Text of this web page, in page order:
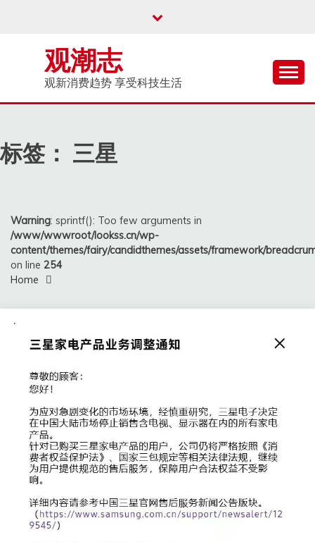
观潮志
观新消费趋势 享受科技生活
标签： 三星
Warning: sprintf(): Too few arguments in
/www/wwwroot/lookss.cn/wp-
content/themes/fairy/candidthemes/assets/framework/
on line 254
Home